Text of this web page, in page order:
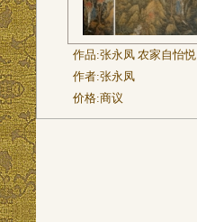
作品:张永凤 农家自怡悦
作者:张永凤
价格:商议